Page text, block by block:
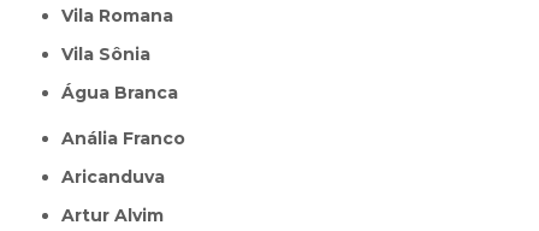
Vila Romana
Vila Sônia
Água Branca
Anália Franco
Aricanduva
Artur Alvim